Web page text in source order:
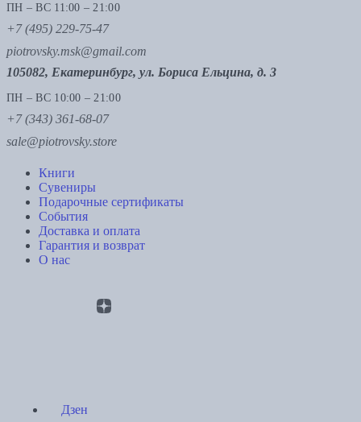
ПН – ВС 11:00 – 21:00
+7 (495) 229-75-47
piotrovsky.msk@gmail.com
105082, Екатеринбург, ул. Бориса Ельцина, д. 3
ПН – ВС 10:00 – 21:00
+7 (343) 361-68-07
sale@piotrovsky.store
Книги
Сувениры
Подарочные сертификаты
События
Доставка и оплата
Гарантия и возврат
О нас
Дзен